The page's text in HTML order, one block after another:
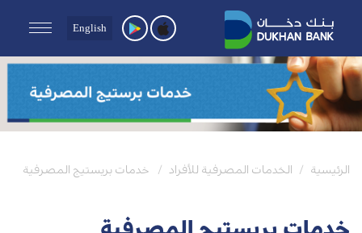
English
الرئيسية الخدمات المصرفية للأفراد خدمات بريستيج المصرفية